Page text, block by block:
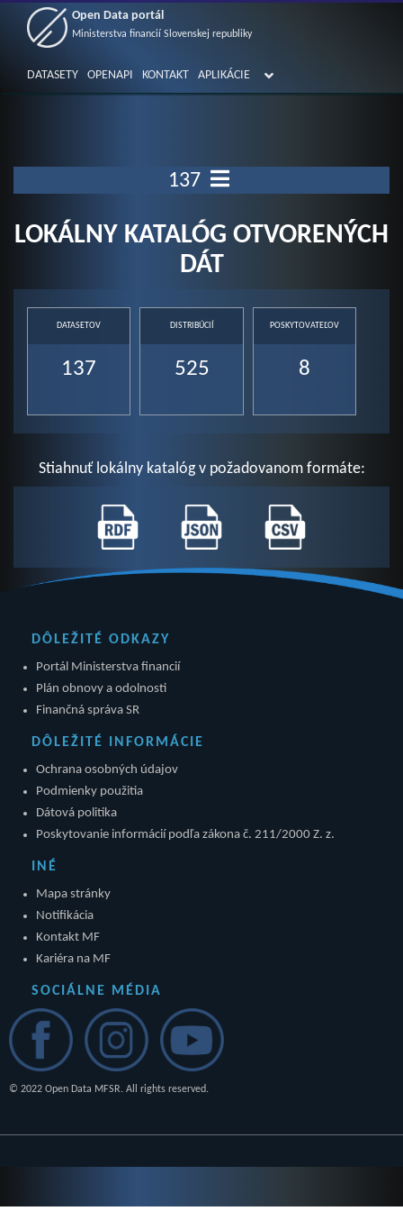
Open Data portál
Ministerstva financií Slovenskej republiky
DATASETY OPENAPI KONTAKT APLIKÁCIE
137
LOKÁLNY KATALÓG OTVORENÝCH
DÁT
DATASETOV
137
DISTRIBÚCIÍ
525
POSKYTOVATEĽOV
8
Stiahnuť lokálny katalóg v požadovanom formáte:
DÔLEŽITÉ ODKAZY
Portál Ministerstva financií
Plán obnovy a odolnosti
Finančná správa SR
DÔLEŽITÉ INFORMÁCIE
Ochrana osobných údajov
Podmienky použitia
Dátová politika
Poskytovanie informácií podľa zákona č. 211/2000 Z. z.
INÉ
Mapa stránky
Notifikácia
Kontakt MF
Kariéra na MF
SOCIÁLNE MÉDIA
© 2022 Open Data MFSR. All rights reserved.